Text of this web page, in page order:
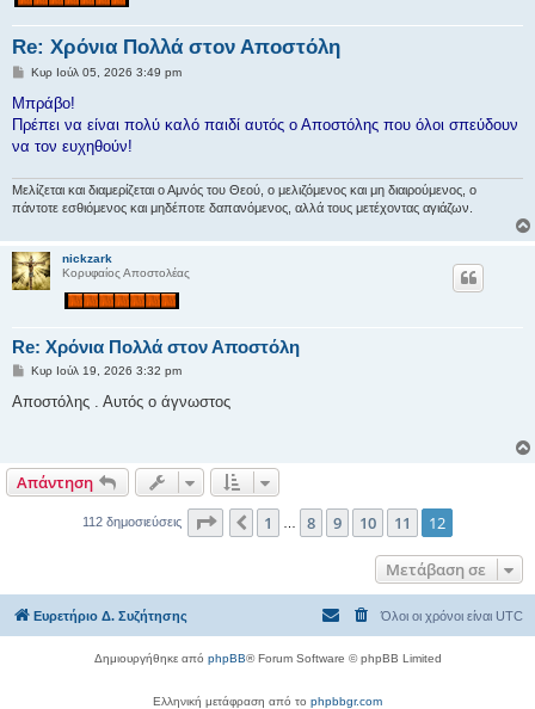
Re: Χρόνια Πολλά στον Αποστόλη
Δ
μ
σ
ί
σ
η
Κυρ Ιούλ 05, 2026 3:49 pm
Μπράβο!
Πρέπει να είναι πολύ καλό παιδί αυτός ο Αποστόλης που όλοι σπεύδουν
να τον ευχηθούν!
Μελίζεται και διαμερίζεται ο Αμνός του Θεού, ο μελιζόμενος και μη διαιρούμενος, ο
πάντοτε εσθιόμενος και μηδέποτε δαπανόμενος, αλλά τους μετέχοντας αγιάζων.
nickzark
Κορυφαίος Αποστολέας
Re: Χρόνια Πολλά στον Αποστόλη
Δ
μ
υ
σ
η
Κυρ Ιούλ 19, 2026 3:32 pm
Αποστόλης . Αυτός ο άγνωστος
Απάντηση
112 δημοσιεύσεις Σελίδα 12από 12
Προηγούμενη
1 8 9 10 11 12
Μετάβαση σε
Ευρετήριο Δ. Συζήτησης Όλοι οι χρόνοι είναι UTC
Δημιουργήθηκε από phpBB® Forum Software © phpBB Limited
Ελληνική μετάφραση από το phpbbgr.com